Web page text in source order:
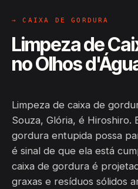
→ CAIXA DE GORDURA
Limpeza de
no Olhos
Limpeza de caixa de
Souza, Glória, é Hiroshiro.
gordura entupida possa
é sinal de que ela está
caixa de gordura é
graxas e resíduos sólidos